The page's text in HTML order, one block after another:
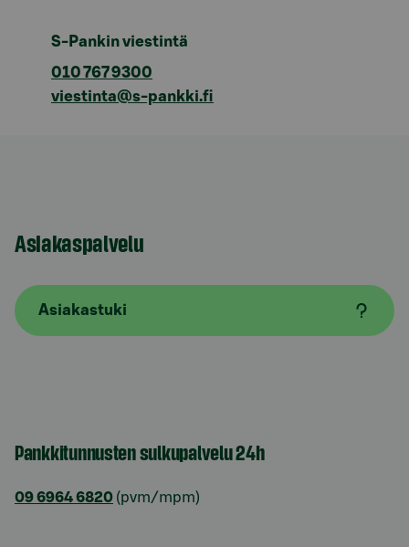
S-Pankin viestintä
010 767 9300
viestinta@s-pankki.fi
Asiakaspalvelu
Asiakastuki
Pankkitunnusten sulkupalvelu 24h
09 6964 6820 (pvm/mpm)